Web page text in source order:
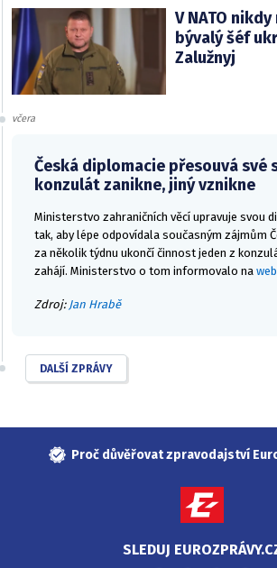
V NATO
bývalý šéf
Zalužnyj
včera
Česká diplomacie přesouvá své
konzulát zanikne, jiný vznikne
Ministerstvo zahraničních věcí upravuje svou
tak, aby lépe odpovídala současným zájmům
za několik týdnu ukončí činnost jeden z
zahájí. Ministerstvo o tom informovalo na
Zdroj: Jan Hrabě
DALŠÍ ZPRÁVY
Proč důvěřovat zpravodajství
SLEDUJ